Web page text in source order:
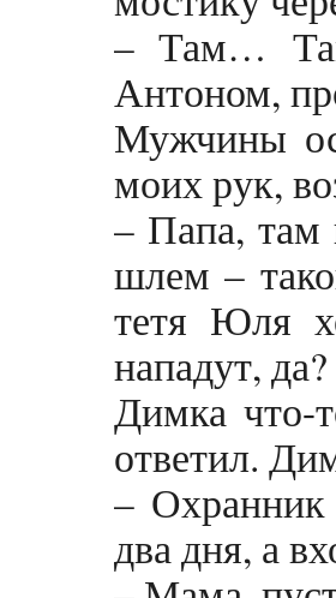
– Там…
Антоном,
Мужчины
моих рук,
– Папа, там
шлем –
тетя Юля
нападут, да?
Димка что-
ответил.
– Охранник
два дня, а